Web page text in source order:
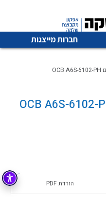
חברות מייצגות
| זמינות
ב7 תחומים:
הורדת PDF